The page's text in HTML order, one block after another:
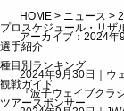
プロスケジュール・リザ
選手紹介
種目別ランキング
観戦ガイド
ツアースポンサー
HOME > ニュース >
アーカイブ：2024年
2024年9月30日｜ウ
『波子ウェイブクラ